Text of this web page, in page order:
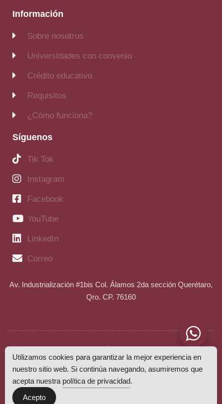
Información
Sobre nosotros
Universidades con convenio
Crédito educativo
Requisitos
¿Cómo funciona?
Síguenos
Tik Tok
Instagram
Facebook
YouTube
LinkedIn
Correo
Av. Industrialización #1bis Col. Álamos 2da sección Querétaro,
Qro. CP. 76160
Estudia Mas SAPI de CV.
Utilizamos cookies para garantizar la mejor experiencia en
nuestro sitio web. Si continúa navegando, asumiremos que
acepta nuestra política de privacidad.
Acepto